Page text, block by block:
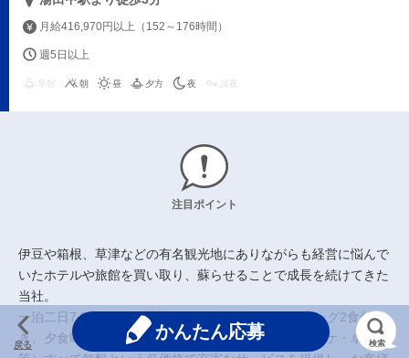
月給416,970円以上（152～176時間）
週5日以上
朝 昼 夕方 夜 深夜
注目ポイント
伊豆や箱根、草津などの有名観光地にありながらも経営に悩んで
いたホテルや旅館を買い取り、蘇らせることで成長を続けてきた
当社。
一泊二日7,800円～（税込み8,580円～）で、バイキング2食付
き、夕食時アルコール飲み放題、館内の施設（カラオケ・卓球
戻る
かんたん応募
検索